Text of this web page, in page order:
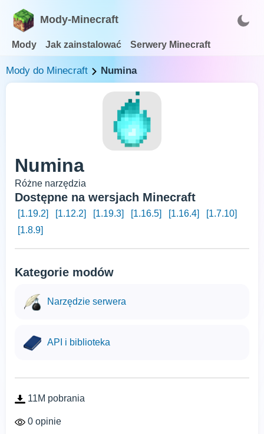
Mody-Minecraft
Mody Jak zainstalować Serwery Minecraft
Mody do Minecraft Numina
Numina
Różne narzędzia
Dostępne na wersjach Minecraft
[1.19.2] [1.12.2] [1.19.3] [1.16.5] [1.16.4]
[1.7.10]
[1.8.9]
Kategorie modów
Narzędzie serwera
API i biblioteka
11M pobrania
0 opinie